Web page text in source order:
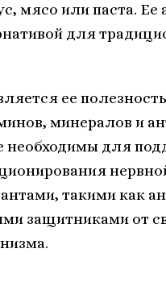
мясо или паста. Ее
для
ее
минералов и
необходимы для
такими как
защитниками от